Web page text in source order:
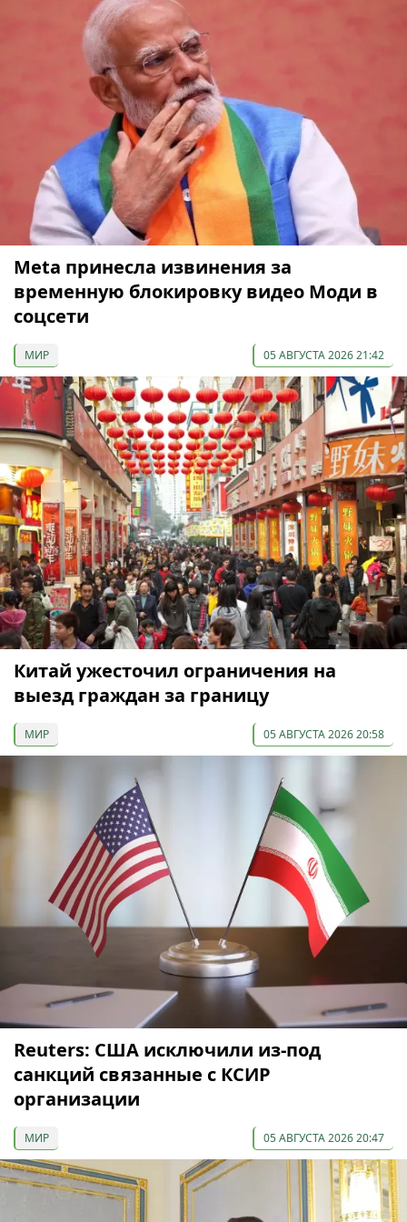
Meta принесла извинения за
временную блокировку видео Моди в
соцсети
МИР 05 АВГУСТА 2026 21:42
Китай ужесточил ограничения на
выезд граждан за границу
МИР 05 АВГУСТА 2026 20:58
Reuters: США исключили из-под
санкций связанные с КСИР
организации
МИР 05 АВГУСТА 2026 20:47